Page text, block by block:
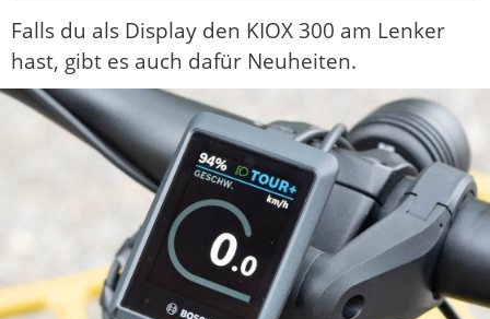
Falls du als Display den KIOX 300 am Lenker
hast, gibt es auch dafür Neuheiten.